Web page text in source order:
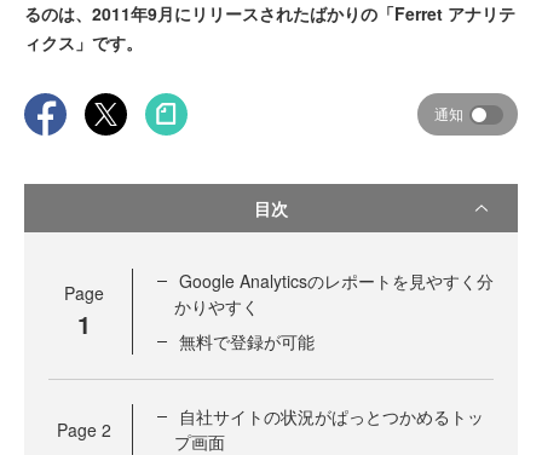
るのは、2011年9月にリリースされたばかりの「Ferret アナリテ
ィクス」です。
通知
目次
Page
1
Google Analyticsのレポートを見やすく分
かりやすく
無料で登録が可能
Page 2
自社サイトの状況がぱっとつかめるトッ
プ画面